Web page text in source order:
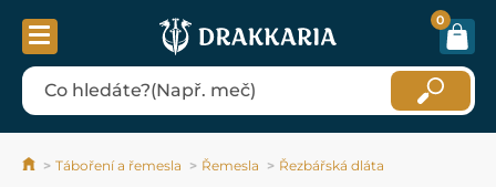
0
Táboření a řemesla Řemesla Řezbářská dláta